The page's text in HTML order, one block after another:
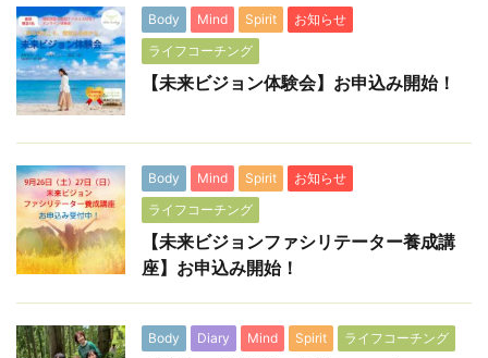
Body Mind Spirit
お知らせ
ライフコーチング
【未来ビジョン体験会】お申込み開始！
Body Mind Spirit
お知らせ
ライフコーチング
【未来ビジョンファシリテーター養成講
座】お申込み開始！
Body Diary Mind Spirit ライフコーチング